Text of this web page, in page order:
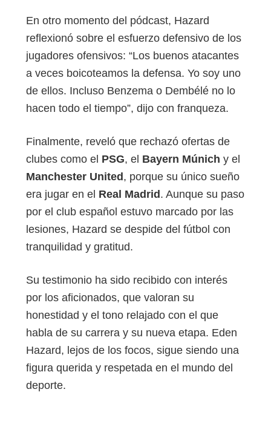
En otro momento del pódcast, Hazard
reflexionó sobre el esfuerzo defensivo de los
jugadores ofensivos: “Los buenos atacantes
a veces boicoteamos la defensa. Yo soy uno
de ellos. Incluso Benzema o Dembélé no lo
hacen todo el tiempo”, dijo con franqueza.
Finalmente, reveló que rechazó ofertas de
clubes como el PSG, el Bayern Múnich y el
Manchester United , porque su único sueño
era jugar en el Real Madrid . Aunque su paso
por el club español estuvo marcado por las
lesiones, Hazard se despide del fútbol con
tranquilidad y gratitud.
Su testimonio ha sido recibido con interés
por los aficionados, que valoran su
honestidad y el tono relajado con el que
habla de su carrera y su nueva etapa. Eden
Hazard, lejos de los focos, sigue siendo una
figura querida y respetada en el mundo del
deporte.